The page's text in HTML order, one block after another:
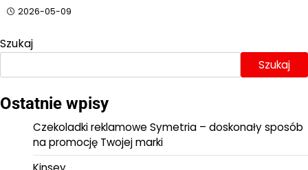
2026-05-09
Szukaj
Szukaj
Ostatnie wpisy
Czekoladki reklamowe Symetria – doskonały sposób
na promocję Twojej marki